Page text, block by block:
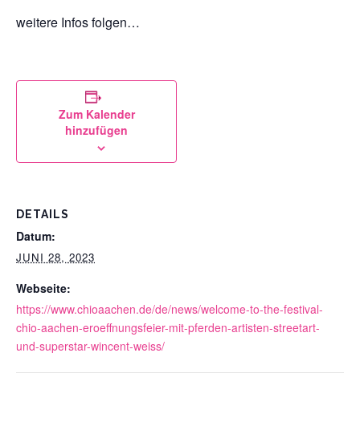
weitere Infos folgen…
Zum Kalender
hinzufügen
DETAILS
Datum:
JUNI 28, 2023
Webseite:
https://www.chioaachen.de/de/news/welcome-to-the-festival-
chio-aachen-eroeffnungsfeier-mit-pferden-artisten-streetart-
und-superstar-wincent-weiss/